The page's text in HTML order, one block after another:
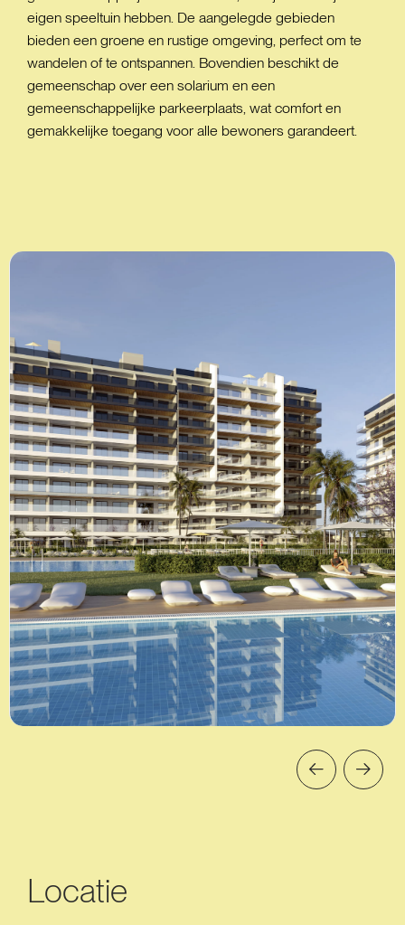
eigen speeltuin hebben. De aangelegde gebieden
bieden een groene en rustige omgeving, perfect om te
wandelen of te ontspannen. Bovendien beschikt de
gemeenschap over een solarium en een
gemeenschappelijke parkeerplaats, wat comfort en
gemakkelijke toegang voor alle bewoners garandeert.
Locatie